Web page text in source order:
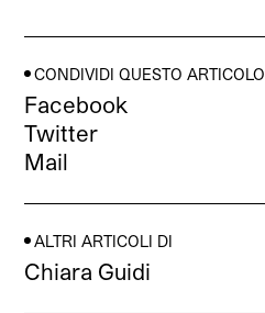
CONDIVIDI QUESTO ARTICOLO
Facebook
Twitter
Mail
ALTRI ARTICOLI DI
Chiara Guidi